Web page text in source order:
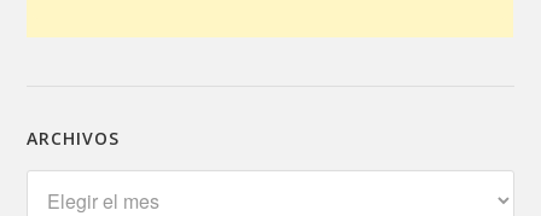
ARCHIVOS